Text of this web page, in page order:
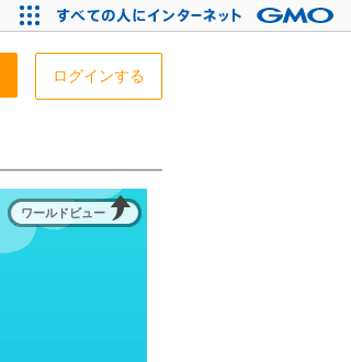
ログインする
ワールドビュー